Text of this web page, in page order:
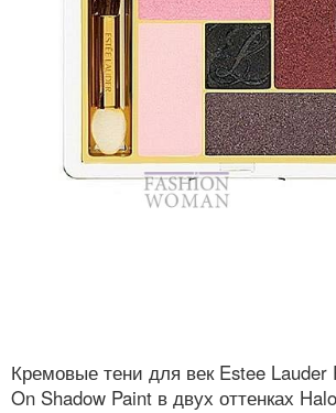
Кремовые тени для век Estee Lauder
On Shadow Paint в двух оттенках